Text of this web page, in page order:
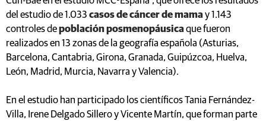
del estudio de 1.033 casos de cáncer de mamay 1.143
controles depoblación posmenopáusicaque fueron
realizados en 13 zonas de la geografía española (Asturias,
Barcelona, Cantabria, Girona, Granada, Guipúzcoa, Huelva,
León, Madrid, Murcia, Navarra y Valencia).
En el estudio han participado los científicos Tania Fernández-
Villa, Irene Delgado Sillero y Vicente Martín, que forman parte